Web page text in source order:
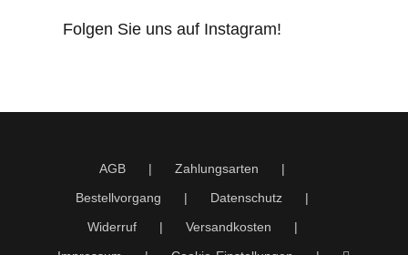
Folgen Sie uns auf Instagram!
AGB
Zahlungsarten
Bestellvorgang
Datenschutz
Widerruf
Versandkosten